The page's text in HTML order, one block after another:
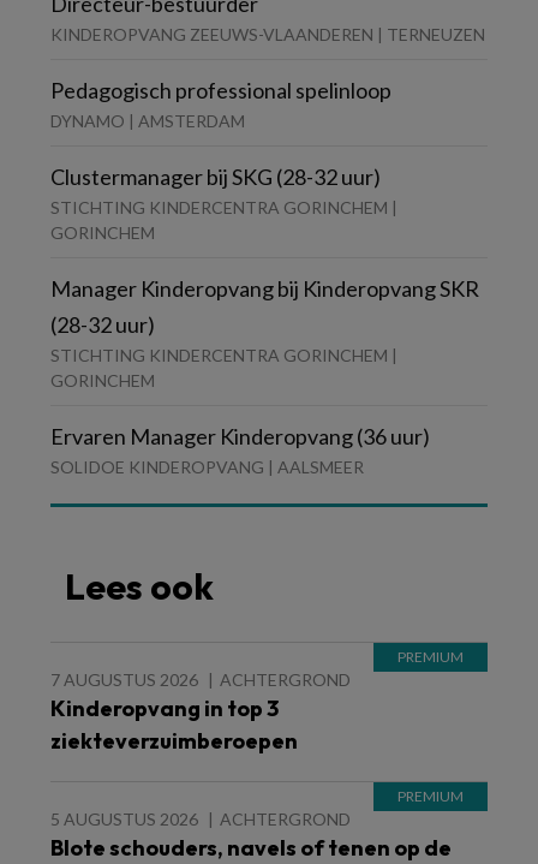
KINDEROPVANG ZEEUWS-VLAANDEREN | TERNEUZEN
Pedagogisch professional spelinloop
DYNAMO | AMSTERDAM
Clustermanager bij SKG (28-32 uur)
STICHTING KINDERCENTRA GORINCHEM |
GORINCHEM
Manager Kinderopvang bij Kinderopvang SKR
(28-32 uur)
STICHTING KINDERCENTRA GORINCHEM |
GORINCHEM
Ervaren Manager Kinderopvang (36 uur)
SOLIDOE KINDEROPVANG | AALSMEER
Lees ook
7 AUGUSTUS 2026 ACHTERGROND
Kinderopvang in top 3
ziekteverzuimberoepen
5 AUGUSTUS 2026 ACHTERGROND
Blote schouders, navels of tenen op de